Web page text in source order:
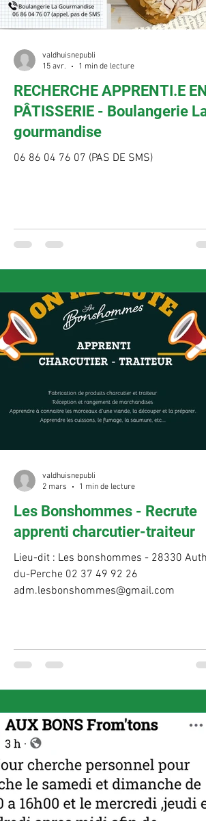
RECHERCHE APPRENTI.E EN
PÂTISSERIE - Boulangerie La
gourmandise
06 86 04 76 07 (PAS DE SMS)
valdhuisnepubli
15 avr.
1 min de lecture
Les Bonshommes - Recrute
apprenti charcutier-traiteur
Lieu-dit : Les bonshommes - 28330 Authon-
du-Perche 02 37 49 92 26
adm.lesbonshommes@gmail.com
valdhuisnepubli
2 mars
1 min de lecture